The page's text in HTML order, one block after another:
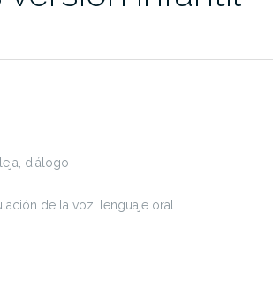
diálogo
de la voz, lenguaje oral